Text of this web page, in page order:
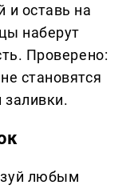
и оставь на
наберут
Проверено:
становятся
любым